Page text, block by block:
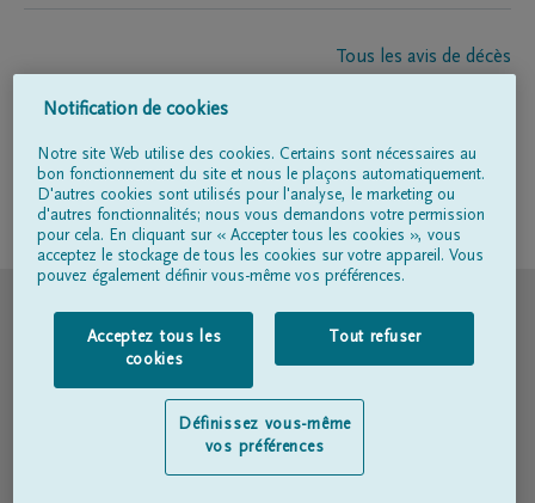
Tous les avis de décès
Entrepreneur de pompes funèbres
Suivez-nous sur
Conditions d'utilisation
Déclaration relative à la vie privée
Déclaration d’accessibilité
Notification de cookies
Notre site Web utilise des cookies. Certains sont nécessaires au
bon fonctionnement du site et nous le plaçons automatiquement.
D'autres cookies sont utilisés pour l'analyse, le marketing ou
d'autres fonctionnalités; nous vous demandons votre permission
pour cela. En cliquant sur « Accepter tous les cookies », vous
acceptez le stockage de tous les cookies sur votre appareil. Vous
pouvez également définir vous-même vos préférences.
Acceptez tous les
cookies
Tout refuser
Définissez vous-même
vos préférences